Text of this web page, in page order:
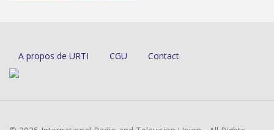
A propos de URTI CGU Contact